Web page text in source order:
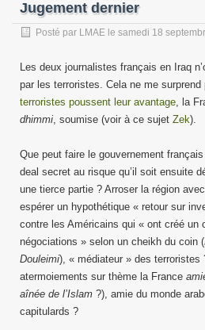
Jugement dernier
Posté par LMAE le samedi 18
Les deux journalistes français en Iraq
par les terroristes. Cela ne me
terroristes poussent leur avantage, la
dhimmi, soumise (voir à ce sujet Zek).
Que peut faire le gouvernement
deal secret au risque qu’il soit ensuite
une tierce partie ? Arroser la région
espérer un hypothétique « retour sur
contre les Américains qui « ont créé un
négociations » selon un cheikh du coin (
Douleimi), « médiateur » des terroristes
atermoiements sur thème la France
aînée de l’Islam ?), amie du monde
capitulards ?